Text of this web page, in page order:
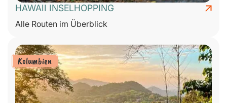
HAWAII INSELHOPPING
Alle Routen im Überblick
Kolumbien